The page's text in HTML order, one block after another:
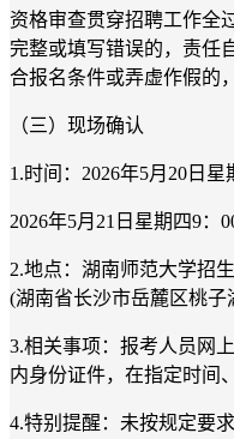
资格审查贯穿招聘工作全
完整或填写错误的，责任
合报名条件或弄虚作假的
（三）现场确认
1.时间：2026年5月20日星
2026年5月21日星期四9：
2.地点：湖南师范大学招
(湖南省长沙市岳麓区桃子
3.相关事项：报考人员网
内身份证件，在指定时间
4.特别提醒：未按规定要